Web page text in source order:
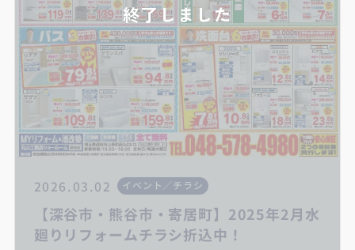
2026.03.02 イベント／チラシ
【深谷市・熊谷市・寄居町】2025年2月水
廻りリフォームチラシ折込中！
終了しました